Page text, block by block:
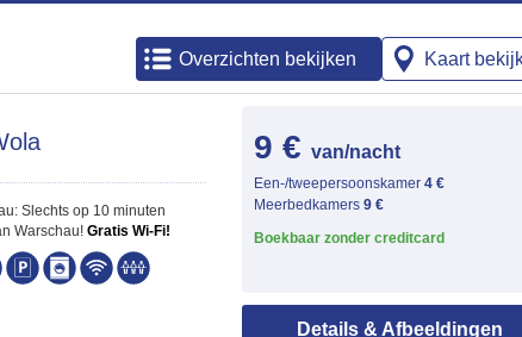
Overzichten bekijken Kaart
Slechts op 10 minuten
Warschau! Gratis Wi-Fi!
9 € van/nacht
Een-/tweepersoonskamer 4 €
Meerbedkamers 9 €
Boekbaar zonder creditcard
Details & Afbeeldingen